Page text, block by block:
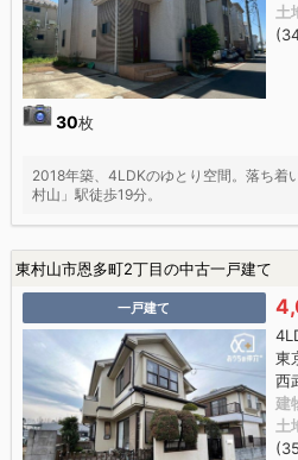
30枚
土
2018年築、4LDKのゆとり空間。落ち着
村山」駅徒歩19分。
東村山市恩多町2丁目の中古一戸建て
一戸建て
東
西
建
土